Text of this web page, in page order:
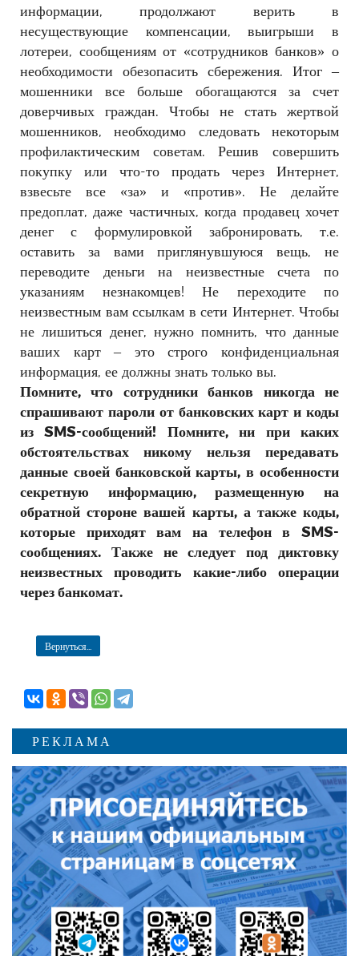
информации, продолжают верить в
несуществующие компенсации, выигрыши в
лотереи, сообщениям от «сотрудников банков» о
необходимости обезопасить сбережения. Итог –
мошенники все больше обогащаются за счет
доверчивых граждан. Чтобы не стать жертвой
мошенников, необходимо следовать некоторым
профилактическим советам. Решив совершить
покупку или что-то продать через Интернет,
взвесьте все «за» и «против». Не делайте
предоплат, даже частичных, когда продавец хочет
денег с формулировкой забронировать, т.е.
оставить за вами приглянувшуюся вещь, не
переводите деньги на неизвестные счета по
указаниям незнакомцев! Не переходите по
неизвестным вам ссылкам в сети Интернет. Чтобы
не лишиться денег, нужно помнить, что данные
ваших карт – это строго конфиденциальная
информация, ее должны знать только вы.
Помните, что сотрудники банков никогда не
спрашивают пароли от банковских карт и коды
из SMS-сообщений! Помните, ни при каких
обстоятельствах никому нельзя передавать
данные своей банковской карты, в особенности
секретную информацию, размещенную на
обратной стороне вашей карты, а также коды,
которые приходят вам на телефон в SMS-
сообщениях. Также не следует под диктовку
неизвестных проводить какие-либо операции
через банкомат.
Вернуться...
РЕКЛАМА